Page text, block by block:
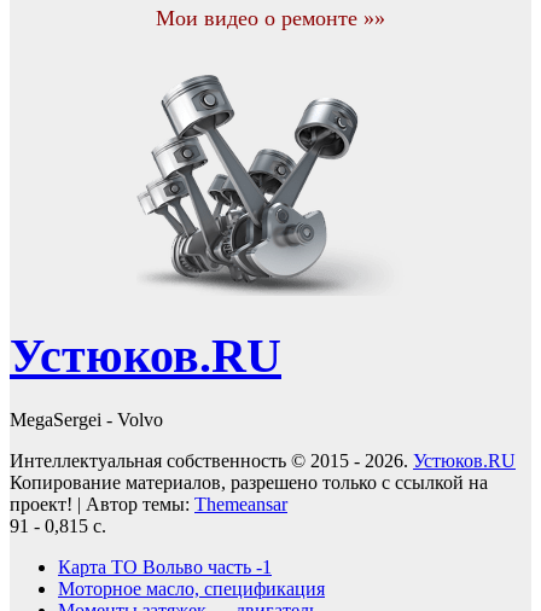
Мои видео о ремонте »»
Устюков.RU
MegaSergei - Volvo
Интеллектуальная собственность © 2015 - 2026. Устюков.RU
Копирование материалов, разрешено только с ссылкой на
проект! | Автор темы: Themeansar
91 - 0,815 с.
Карта ТО Вольво часть -1
Моторное масло, спецификация